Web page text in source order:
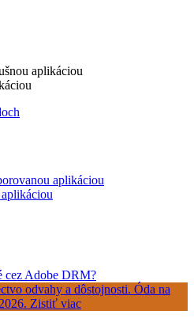
aplikáciou
aplikáciou
cez Adobe DRM?